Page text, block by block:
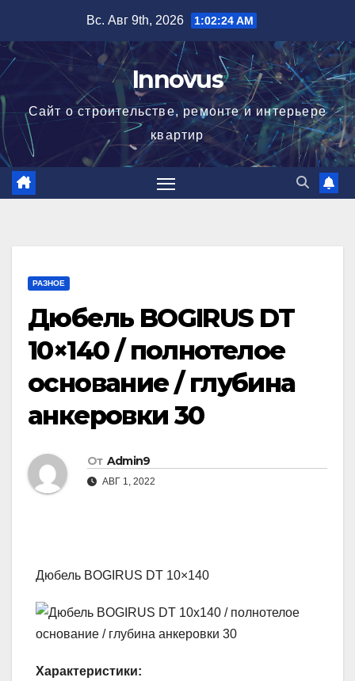
содержимому
Вс. Авг 9th, 2026 1:02:24 AM
Innovus
Сайт о строительстве, ремонте и интерьере
квартир
РАЗНОЕ
Дюбель BOGIRUS DT
10×140 / полнотелое
основание / глубина
анкеровки 30
От Admin9
АВГ 1, 2022
Дюбель BOGIRUS DT 10×140
Характеристики: